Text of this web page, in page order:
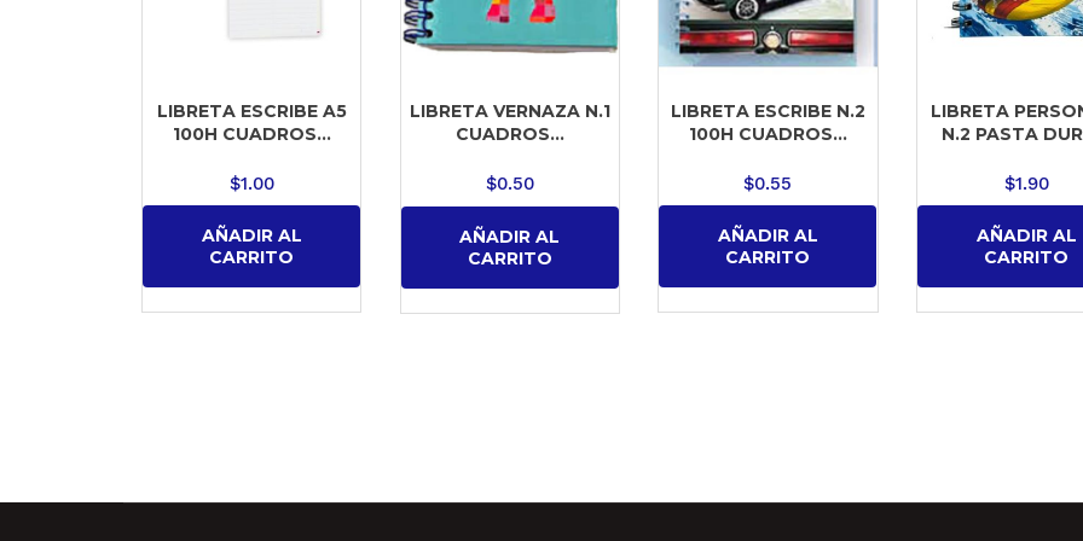
LIBRETA ESCRIBE A5
100H CUADROS...
$1.00
AÑADIR AL
CARRITO
LIBRETA VERNAZA N.1
CUADROS...
$0.50
AÑADIR AL
CARRITO
LIBRETA ESCRIBE N.2
100H CUADROS...
$0.55
AÑADIR AL
CARRITO
LIBRETA
N.2 PASTA
$1.90
AÑADIR AL
CARRITO